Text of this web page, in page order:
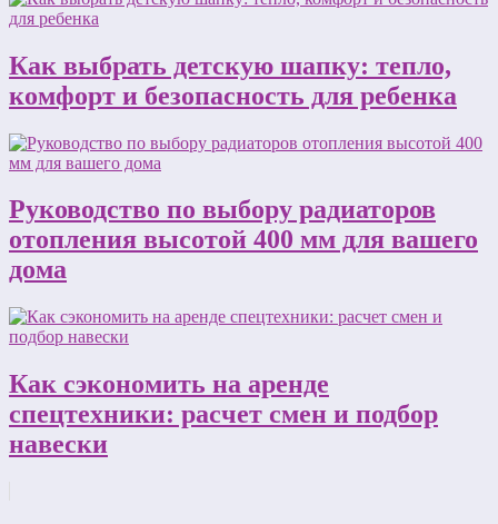
Как выбрать детскую шапку: тепло,
комфорт и безопасность для ребенка
Руководство по выбору радиаторов
отопления высотой 400 мм для вашего
дома
Как сэкономить на аренде
спецтехники: расчет смен и подбор
навески